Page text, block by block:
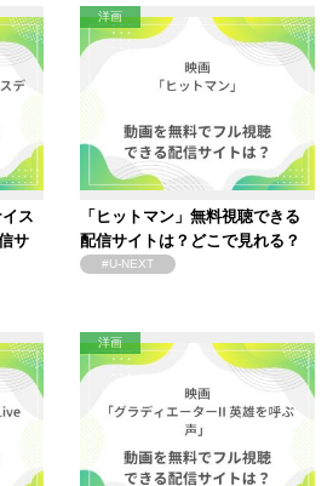
ス
サ
洋画
「ヒットマン」無料視聴できる
配信サイトは？どこで見れる？
#U-NEXT
洋画